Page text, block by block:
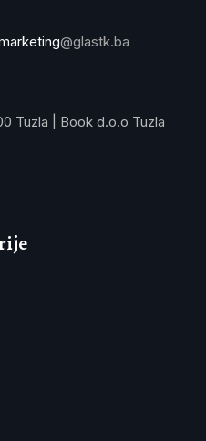
@glastk.ba
Tuzla | Book d.o.o Tuzla